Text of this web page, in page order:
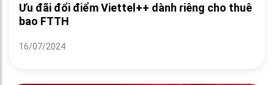
Ưu đãi đổi điểm Viettel++ dành riêng cho thuê
bao FTTH
16/07/2024